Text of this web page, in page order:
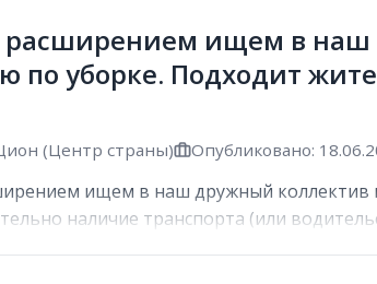
расширением ищем в
по уборке. Подходит
(Центр страны) Опубликовано:
ищем в наш дружный
наличие транспорта (или